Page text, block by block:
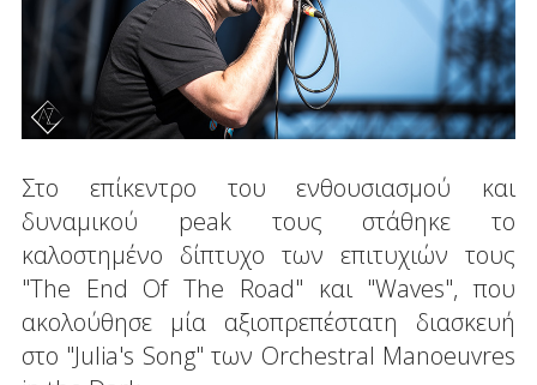
Στο επίκεντρο του ενθουσιασμού και
δυναμικού peak τους στάθηκε το
καλοστημένο δίπτυχο των επιτυχιών τους
"The End Of The Road" και "Waves", που
ακολούθησε μία αξιοπρεπέστατη διασκευή
στο "Julia's Song" των Orchestral Manoeuvres